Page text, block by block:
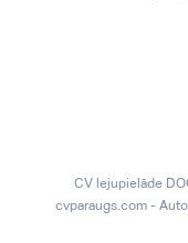
CV lejupielāde
cvparaugs.com -